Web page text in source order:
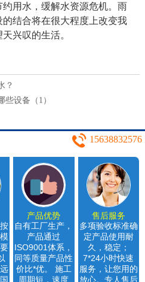
用水，缓解水资源危机。雨
结合将在很大程度上改变我
兴叹的生活。
？
设备（1）
15638832576
产品优势
自有工厂生产，
产品通过
ISO9001体系，
同等质量产品性
价比*优。 施工
周期短，速度
售后服务
多项验收标准确
定产品使用耐
久，稳定；
7*24小时快速
服务，让您用的
放心。专人售后